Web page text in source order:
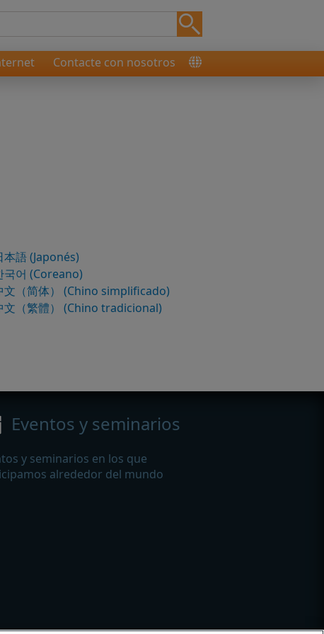
Contacte con nosotros
本語 (Japonés)
국어 (Coreano)
文（简体） (Chino simplificado)
文（繁體） (Chino tradicional)
Eventos y seminarios
y seminarios en los que
alrededor del mundo